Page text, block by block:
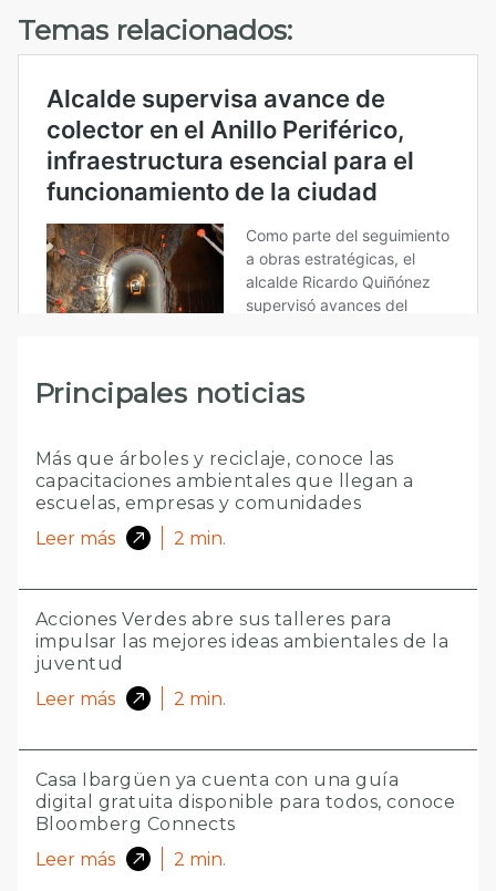
Temas relacionados:
Principales noticias
Más que árboles y reciclaje, conoce las
capacitaciones ambientales que llegan a
escuelas, empresas y comunidades
Leer más
2 min.
Acciones Verdes abre sus talleres para
impulsar las mejores ideas ambientales de la
juventud
Leer más
2 min.
Casa Ibargüen ya cuenta con una guía
digital gratuita disponible para todos, conoce
Bloomberg Connects
Leer más
2 min.